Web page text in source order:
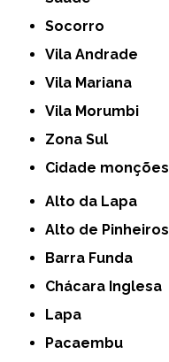
Socorro
Vila Andrade
Vila Mariana
Vila Morumbi
Zona Sul
cidade monções
Alto da Lapa
Alto de Pinheiros
Barra Funda
Chácara Inglesa
Lapa
Pacaembu